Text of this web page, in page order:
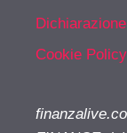
Cookie